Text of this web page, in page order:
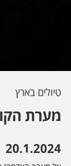
טיולים בארץ
מערת
20.1.2024